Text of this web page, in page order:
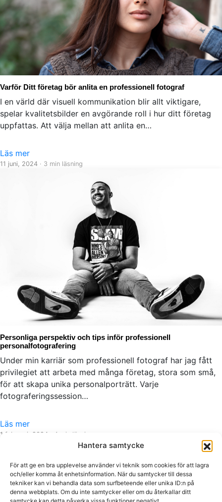
Hantera samtycke
För att ge en bra upplevelse använder vi teknik som cookies för att lagra
och/eller komma åt enhetsinformation. När du samtycker till dessa
tekniker kan vi behandla data som surfbeteende eller unika ID:n på
denna webbplats. Om du inte samtycker eller om du återkallar ditt
Varför Ditt företag bör anlita en professionell fotograf
I en värld där visuell kommunikation blir allt viktigare,
spelar kvalitetsbilder en avgörande roll i hur ditt företag
uppfattas. Att välja mellan att anlita en…
Läs mer
11 juni, 2024 · 3 min läsning
Personliga perspektiv och tips inför professionell
personalfotografering
Under min karriär som professionell fotograf har jag fått
privilegiet att arbeta med många företag, stora som små,
för att skapa unika personalporträtt. Varje
fotograferingssession…
Läs mer
1 februari, 2024 · 4 min läsning
Foto · Video · Studio · Borås
Kontakt
info@609.se
073-510 18 81